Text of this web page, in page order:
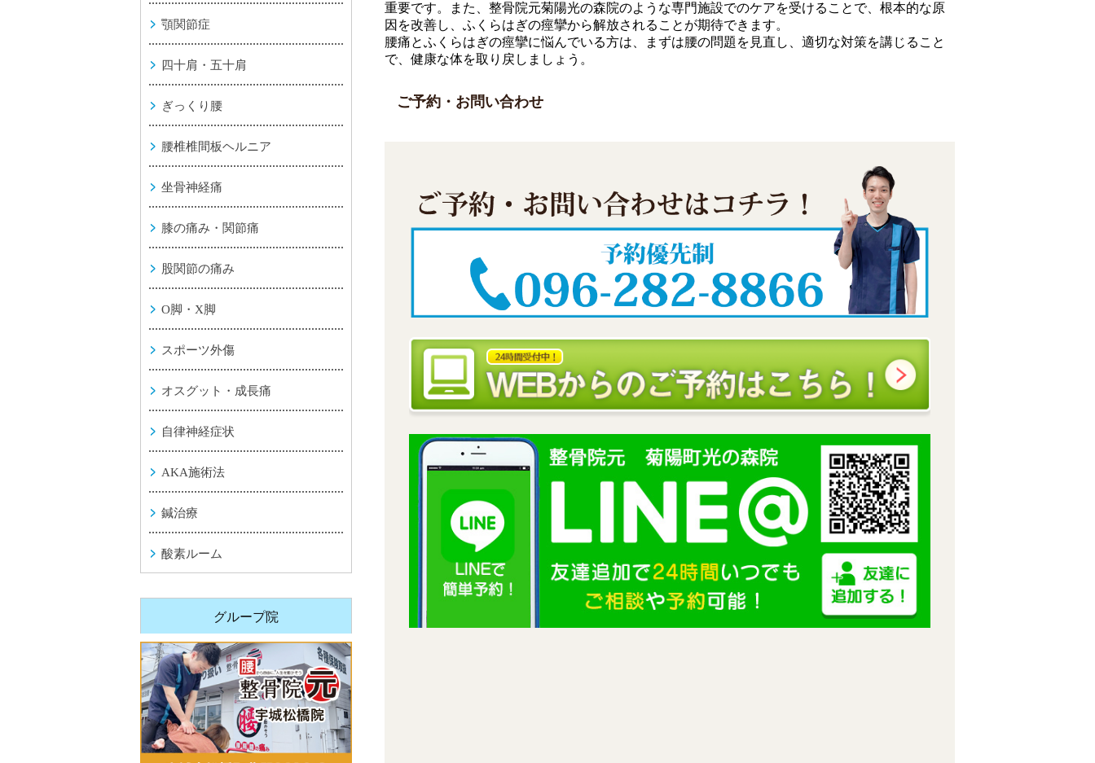
重要です。また、整骨院元菊陽光の森院のような専門施設でのケアを受けることで、根本的な原
因を改善し、ふくらはぎの痙攣から解放されることが期待できます。
腰痛とふくらはぎの痙攣に悩んでいる方は、まずは腰の問題を見直し、適切な対策を講じること
で、健康な体を取り戻しましょう。
ご予約・お問い合わせ
顎関節症
四十肩・五十肩
ぎっくり腰
腰椎椎間板ヘルニア
坐骨神経痛
膝の痛み・関節痛
股関節の痛み
O脚・X脚
スポーツ外傷
オスグット・成長痛
自律神経症状
AKA施術法
鍼治療
酸素ルーム
グループ院